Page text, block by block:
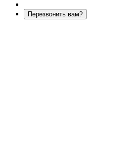
Перезвонить вам?